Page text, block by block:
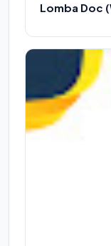
Lomba Doc